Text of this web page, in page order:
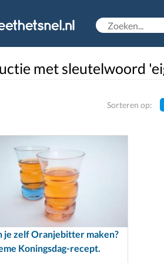
met sleutelwoord
Sorteren op:
je zelf Oranjebitter maken?
Koningsdag-recept.